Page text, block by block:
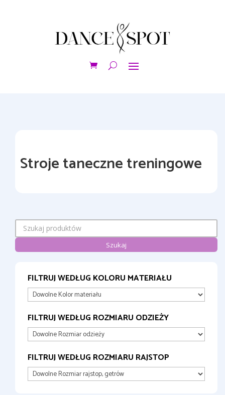
Stroje taneczne treningowe
Szukaj
FILTRUJ WEDŁUG KOLORU MATERIAŁU
FILTRUJ WEDŁUG ROZMIARU ODZIEŻY
FILTRUJ WEDŁUG ROZMIARU RAJSTOP